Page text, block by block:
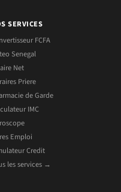
SERVICES
FCFA
Senegal
Net
Priere
de Garde
IMC
Emploi
Credit
les services →